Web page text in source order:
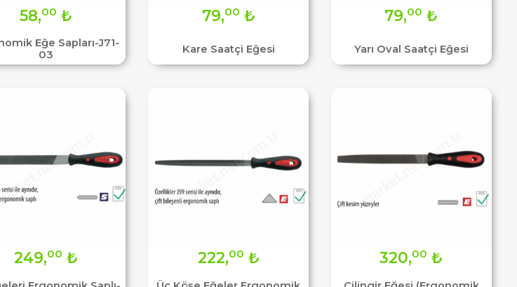
Eğe Sapları-J71-
03
58,00 ₺
Kare Saatçi Eğesi
79,00 ₺
Yarı Oval Saatçi Eğesi
79,00 ₺
249,00 ₺ 222,00 ₺ 320,00 ₺